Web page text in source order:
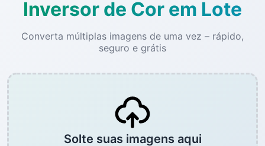
Inversor de Cor em Lote
Converta múltiplas imagens de uma vez – rápido,
seguro e grátis
Solte suas imagens aqui